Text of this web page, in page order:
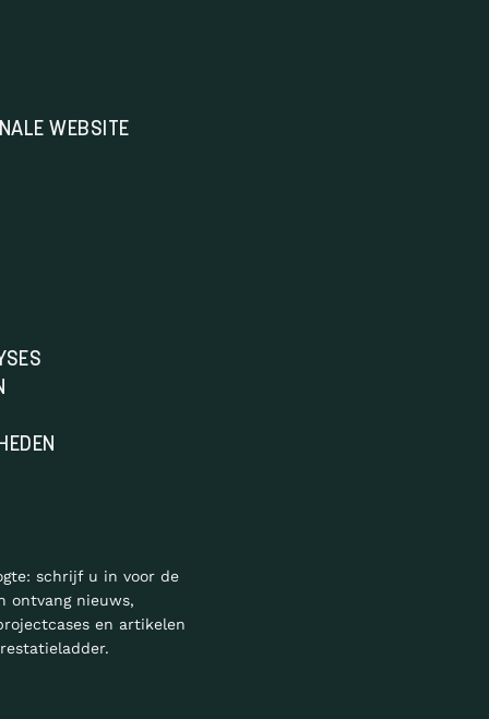
WEBSITE
schrijf u in voor de
ontvang nieuws,
en artikelen